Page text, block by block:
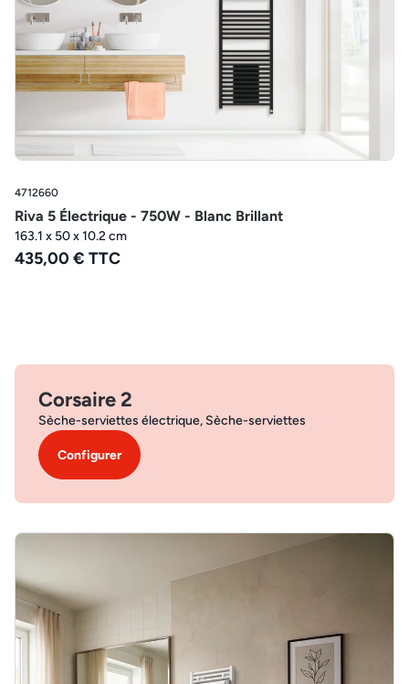
4712660
Riva 5 Électrique - 750W - Blanc Brillant
163.1 x 50 x 10.2 cm
435,00 € TTC
Corsaire 2
Sèche-serviettes électrique, Sèche-serviettes
Configurer